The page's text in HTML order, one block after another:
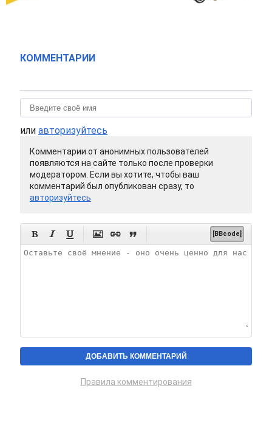
КОММЕНТАРИИ
или авторизуйтесь
Комментарии от анонимных пользователей
появляются на сайте только после проверки
модератором. Если вы хотите, чтобы ваш
комментарий был опубликован сразу, то
авторизуйтесь
      [BBcode]
Правила комментирования